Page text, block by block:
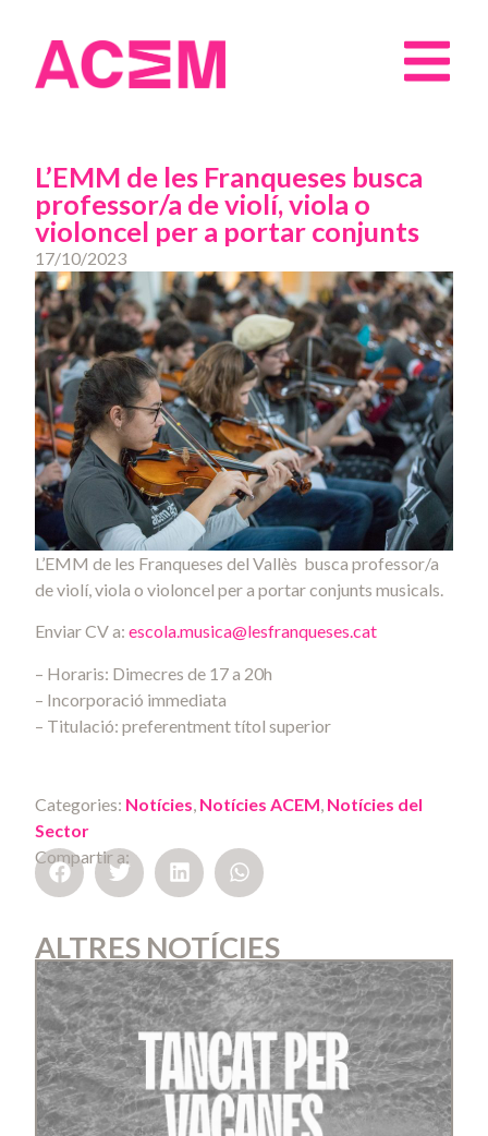
L’EMM de les Franqueses busca
professor/a de violí, viola o
violoncel per a portar conjunts
17/10/2023
L’EMM de les Franqueses del Vallès busca professor/a
de violí, viola o violoncel per a portar conjunts musicals.
Enviar CV a: escola.musica@lesfranqueses.cat
– Horaris: Dimecres de 17 a 20h
– Incorporació immediata
– Titulació: preferentment títol superior
Categories: Notícies Notícies ACEM Notícies del
Sector
Compartir a:
ALTRES NOTÍCIES